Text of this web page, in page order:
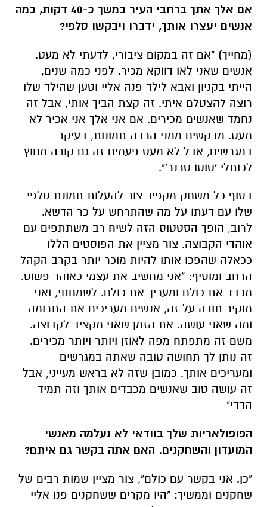
אנשים שאני לאו דווקא מכיר. לפני כמה שנים,
הייתי בקניון ואבא לילד פנה אליי וטען שהילד שלו
נחמד שאנשים מכירים. אם אני אלך אני אכיר לא
מעט. מבקשים ממני הרבה תמונות, בעיקר
במגרשים, אבל לא מעט פעמים זה גם קורה מחוץ
לכותלי 'טוטו טרנר'".
בסוף כל משחק מקפיד צור להעלות תמונת סלפי
שלו עם דעתו על מה שהתרחש על כר הדשא.
לרוב, הופך הסטטוס הזה לשיח רב משתתפים עם
ככאלה שהפכו אותו להיות מוכר יותר בקרב הקהל
הרחב ומוסיף: "אני מחשיב את עצמי כאוהד פשוט.
מכבד את כולם ומעריך את כולם. לשמחתי, ואני
מוקיר תודה על זה, אנשים מעריכים את התרומה
ומה שאני עושה. את הזמן שאני מקציב לקבוצה.
משם זה מתפתח מפה לאוזן ויותר ויותר מכירים.
זה נותן לך תחושה טובה שאתה במגרשים
ומעריכים אותך. כמובן שזה לא בראש מעייני, אבל
זה עושה טוב שאנשים מכבדים אותך וזה תמיד
הדדי"
הפופולאריות שלך בוודאי לא נעלמה מאנשי
המועדון והשחקנים. האם אתה בקשר גם איתם?
שחקנים וממשיך: "היו מקרים ששחקנים פנו אליי
בהקשר זה או אחר. לחדד כמה דברים. הם כנראה
הם מעבירים דרכי מסרים, והם שואבים ממני מידע
לגבי רחשי הקהל". ההתרגשות ניכרת על פניו